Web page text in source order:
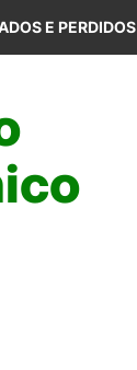
E PERDIDOS